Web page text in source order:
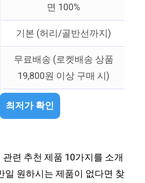
면 100%
기본 (허리/골반선까지)
무료배송 (로켓배송 상품
19,800원 이상 구매 시)
최저가 확인
련 추천 제품 10가지를 소개
일 원하시는 제품이 없다면 찾